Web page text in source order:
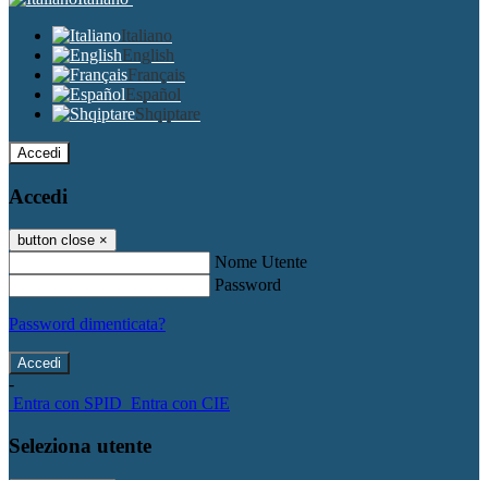
Italiano
English
Français
Español
Shqiptare
Accedi
Accedi
button close ×
Nome Utente
Password
Password dimenticata?
-
Entra con SPID Entra con CIE
Seleziona utente